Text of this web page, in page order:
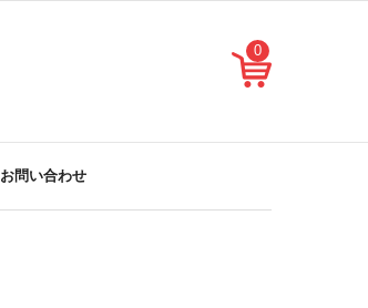
0
お問い合わせ